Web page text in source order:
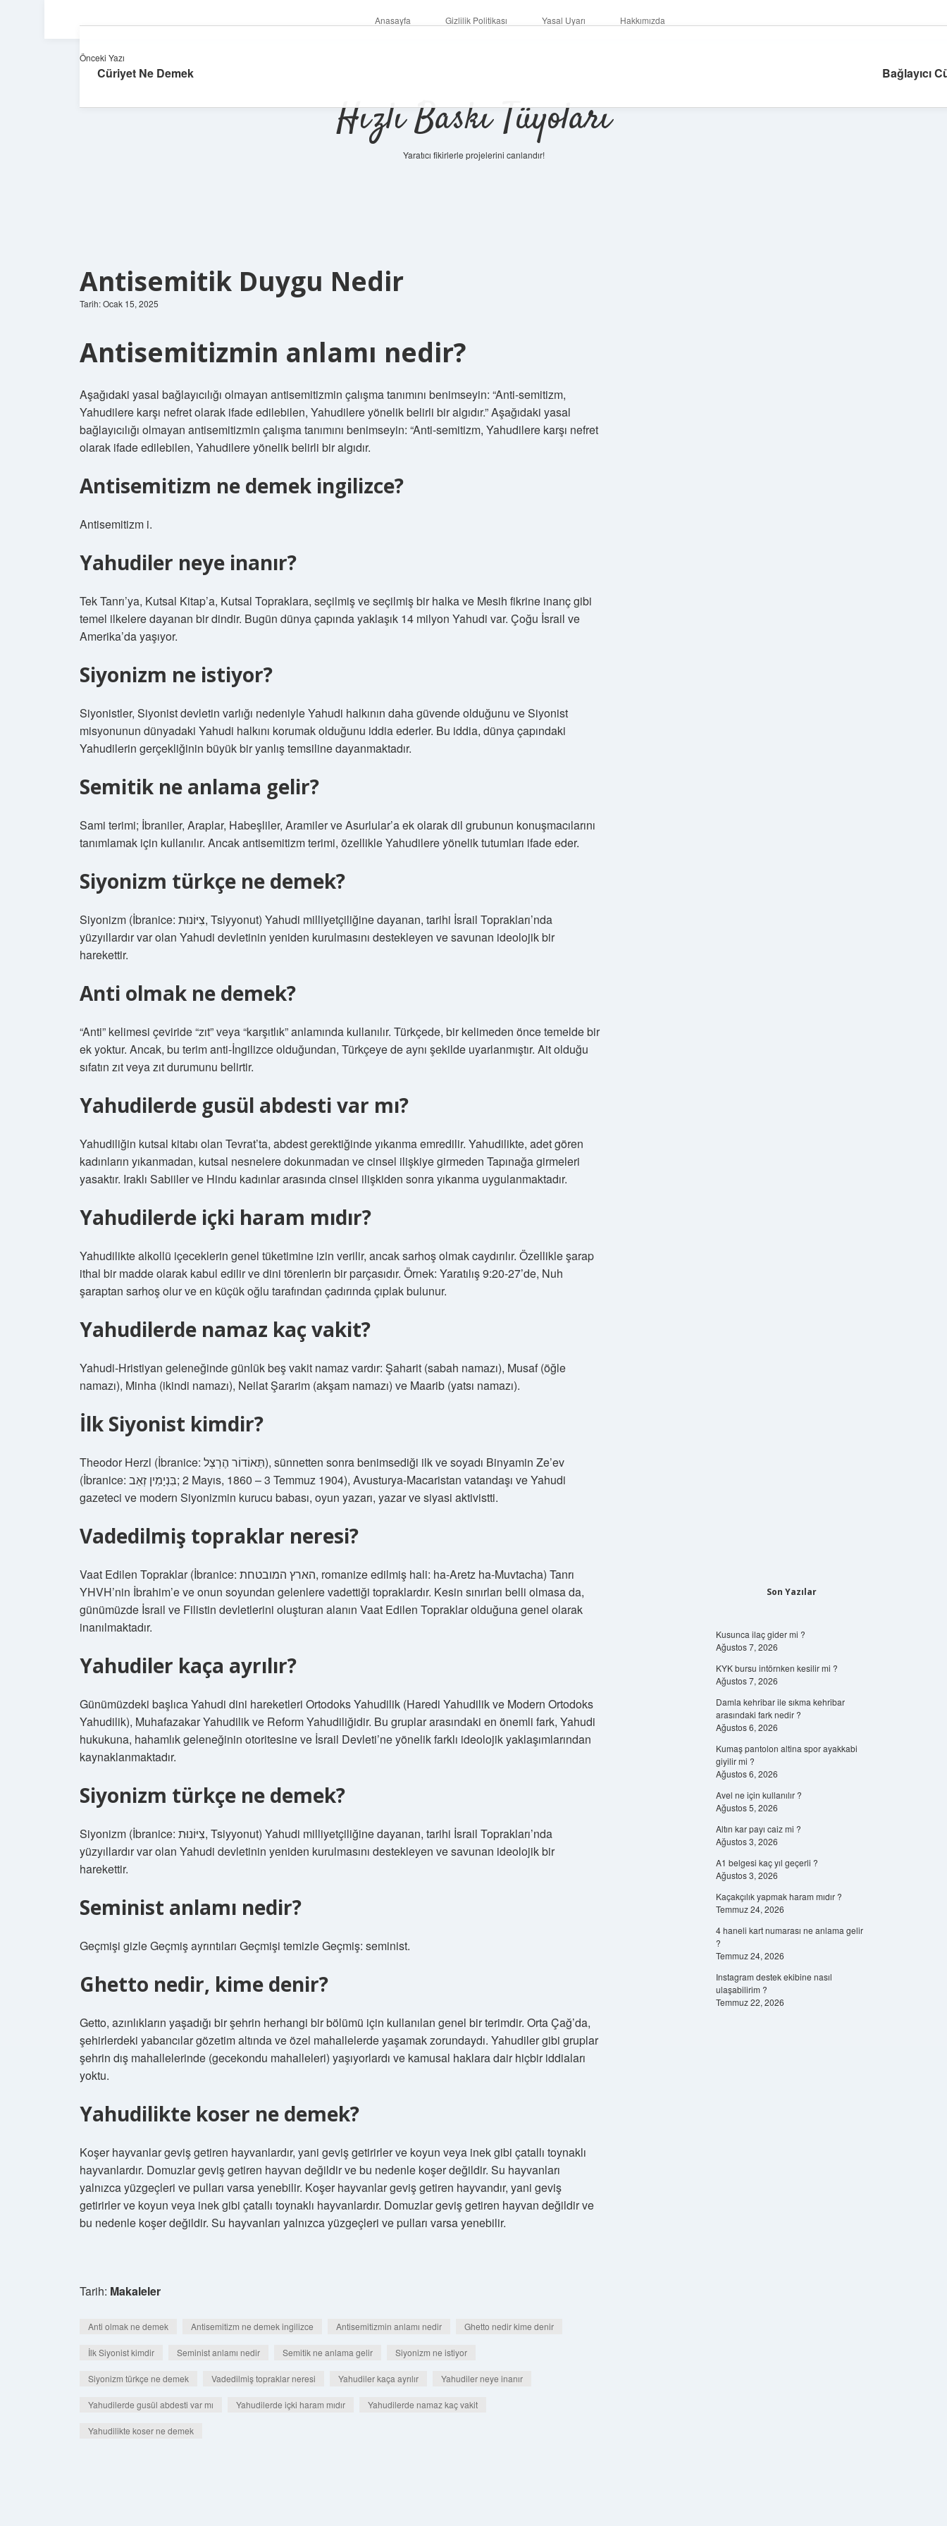
Anasayfa Gizlilik Politikası Yasal Uyarı Hakkımızda
Hızlı Baskı Tüyoları
Yaratıcı fikirlerle projelerini canlandır!
Antisemitik Duygu Nedir
Tarih: Ocak 15, 2025
Antisemitizmin anlamı nedir?
Aşağıdaki yasal bağlayıcılığı olmayan antisemitizmin çalışma tanımını benimseyin: “Anti-semitizm,
Yahudilere karşı nefret olarak ifade edilebilen, Yahudilere yönelik belirli bir algıdır.” Aşağıdaki yasal
bağlayıcılığı olmayan antisemitizmin çalışma tanımını benimseyin: “Anti-semitizm, Yahudilere karşı nefret
olarak ifade edilebilen, Yahudilere yönelik belirli bir algıdır.
Antisemitizm ne demek ingilizce?
Antisemitizm i.
Yahudiler neye inanır?
Tek Tanrı’ya, Kutsal Kitap’a, Kutsal Topraklara, seçilmiş ve seçilmiş bir halka ve Mesih fikrine inanç gibi
temel ilkelere dayanan bir dindir. Bugün dünya çapında yaklaşık 14 milyon Yahudi var. Çoğu İsrail ve
Amerika’da yaşıyor.
Siyonizm ne istiyor?
Siyonistler, Siyonist devletin varlığı nedeniyle Yahudi halkının daha güvende olduğunu ve Siyonist
misyonunun dünyadaki Yahudi halkını korumak olduğunu iddia ederler. Bu iddia, dünya çapındaki
Yahudilerin gerçekliğinin büyük bir yanlış temsiline dayanmaktadır.
Semitik ne anlama gelir?
Sami terimi; İbraniler, Araplar, Habeşliler, Aramiler ve Asurlular’a ek olarak dil grubunun konuşmacılarını
tanımlamak için kullanılır. Ancak antisemitizm terimi, özellikle Yahudilere yönelik tutumları ifade eder.
Siyonizm türkçe ne demek?
Siyonizm (İbranice: צִיּוֹנוּת, Tsiyyonut) Yahudi milliyetçiliğine dayanan, tarihi İsrail Toprakları’nda
yüzyıllardır var olan Yahudi devletinin yeniden kurulmasını destekleyen ve savunan ideolojik bir
harekettir.
Anti olmak ne demek?
“Anti” kelimesi çeviride “zıt” veya “karşıtlık” anlamında kullanılır. Türkçede, bir kelimeden önce temelde bir
ek yoktur. Ancak, bu terim anti-İngilizce olduğundan, Türkçeye de aynı şekilde uyarlanmıştır. Ait olduğu
sıfatın zıt veya zıt durumunu belirtir.
Yahudilerde gusül abdesti var mı?
Yahudiliğin kutsal kitabı olan Tevrat’ta, abdest gerektiğinde yıkanma emredilir. Yahudilikte, adet gören
kadınların yıkanmadan, kutsal nesnelere dokunmadan ve cinsel ilişkiye girmeden Tapınağa girmeleri
yasaktır. Iraklı Sabiiler ve Hindu kadınlar arasında cinsel ilişkiden sonra yıkanma uygulanmaktadır.
Yahudilerde içki haram mıdır?
Yahudilikte alkollü içeceklerin genel tüketimine izin verilir, ancak sarhoş olmak caydırılır. Özellikle şarap
ithal bir madde olarak kabul edilir ve dini törenlerin bir parçasıdır. Örnek: Yaratılış 9:20-27’de, Nuh
şaraptan sarhoş olur ve en küçük oğlu tarafından çadırında çıplak bulunur.
Yahudilerde namaz kaç vakit?
Yahudi-Hristiyan geleneğinde günlük beş vakit namaz vardır: Şaharit (sabah namazı), Musaf (öğle
namazı), Minha (ikindi namazı), Neilat Şararim (akşam namazı) ve Maarib (yatsı namazı).
İlk Siyonist kimdir?
Theodor Herzl (İbranice: תֵּאוֹדוֹר הֶרְצְל‎), sünnetten sonra benimsediği ilk ve soyadı Binyamin Ze’ev
(İbranice: בִּנְיָמִין זְאֵב‎; 2 Mayıs, 1860 – 3 Temmuz 1904), Avusturya-Macaristan vatandaşı ve Yahudi
gazeteci ve modern Siyonizmin kurucu babası, oyun yazarı, yazar ve siyasi aktivistti.
Vadedilmiş topraklar neresi?
Vaat Edilen Topraklar (İbranice: הארץ המובטחת‎, romanize edilmiş hali: ha-Aretz ha-Muvtacha) Tanrı
YHVH’nin İbrahim’e ve onun soyundan gelenlere vadettiği topraklardır. Kesin sınırları belli olmasa da,
günümüzde İsrail ve Filistin devletlerini oluşturan alanın Vaat Edilen Topraklar olduğuna genel olarak
inanılmaktadır.
Yahudiler kaça ayrılır?
Günümüzdeki başlıca Yahudi dini hareketleri Ortodoks Yahudilik (Haredi Yahudilik ve Modern Ortodoks
Yahudilik), Muhafazakar Yahudilik ve Reform Yahudiliğidir. Bu gruplar arasındaki en önemli fark, Yahudi
hukukuna, hahamlık geleneğinin otoritesine ve İsrail Devleti’ne yönelik farklı ideolojik yaklaşımlarından
kaynaklanmaktadır.
Siyonizm türkçe ne demek?
Siyonizm (İbranice: צִיּוֹנוּת, Tsiyyonut) Yahudi milliyetçiliğine dayanan, tarihi İsrail Toprakları’nda
yüzyıllardır var olan Yahudi devletinin yeniden kurulmasını destekleyen ve savunan ideolojik bir
harekettir.
Seminist anlamı nedir?
Geçmişi gizle Geçmiş ayrıntıları Geçmişi temizle Geçmiş: seminist.
Ghetto nedir, kime denir?
Getto, azınlıkların yaşadığı bir şehrin herhangi bir bölümü için kullanılan genel bir terimdir. Orta Çağ’da,
şehirlerdeki yabancılar gözetim altında ve özel mahallelerde yaşamak zorundaydı. Yahudiler gibi gruplar
şehrin dış mahallelerinde (gecekondu mahalleleri) yaşıyorlardı ve kamusal haklara dair hiçbir iddiaları
yoktu.
Yahudilikte koser ne demek?
Koşer hayvanlar geviş getiren hayvanlardır, yani geviş getirirler ve koyun veya inek gibi çatallı toynaklı
hayvanlardır. Domuzlar geviş getiren hayvan değildir ve bu nedenle koşer değildir. Su hayvanları
yalnızca yüzgeçleri ve pulları varsa yenebilir. Koşer hayvanlar geviş getiren hayvandır, yani geviş
getirirler ve koyun veya inek gibi çatallı toynaklı hayvanlardır. Domuzlar geviş getiren hayvan değildir ve
bu nedenle koşer değildir. Su hayvanları yalnızca yüzgeçleri ve pulları varsa yenebilir.
Tarih: Makaleler
Anti olmak ne demek Antisemitizm ne demek ingilizce Antisemitizmin anlamı nedir Ghetto nedir kime denir
İlk Siyonist kimdir Seminist anlamı nedir Semitik ne anlama gelir Siyonizm ne istiyor
Siyonizm türkçe ne demek Vadedilmiş topraklar neresi Yahudiler kaça ayrılır Yahudiler neye inanır
Yahudilerde gusül abdesti var mı Yahudilerde içki haram mıdır Yahudilerde namaz kaç vakit
Yahudilikte koser ne demek
Önceki Yazı
Cüriyet Ne Demek Bağlayıcı
Son Yazılar
Kusunca ilaç gider mi ?
Ağustos 7, 2026
KYK bursu intörnken kesilir mi ?
Ağustos 7, 2026
Damla kehribar ile sıkma kehribar
arasındaki fark nedir ?
Ağustos 6, 2026
Kumaş pantolon altina spor ayakkabi
giyilir mi ?
Ağustos 6, 2026
Avel ne için kullanılır ?
Ağustos 5, 2026
Altın kar payı caiz mi ?
Ağustos 3, 2026
A1 belgesi kaç yıl geçerli ?
Ağustos 3, 2026
Kaçakçılık yapmak haram mıdır ?
Temmuz 24, 2026
4 haneli kart numarası ne anlama gelir
?
Temmuz 24, 2026
Instagram destek ekibine nasıl
ulaşabilirim ?
Temmuz 22, 2026